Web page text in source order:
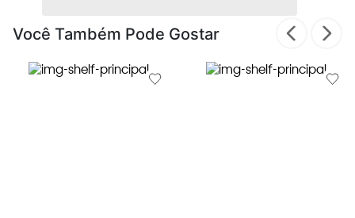
Você Também Pode Gostar